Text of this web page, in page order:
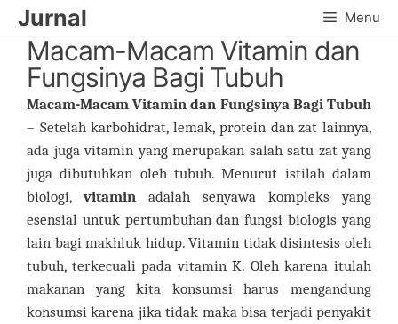
Skip
content
Jurnal Menu
Macam-Macam Vitamin dan
Fungsinya Bagi Tubuh
Macam-Macam Vitamin dan Fungsinya Bagi Tubuh
– Setelah karbohidrat, lemak, protein dan zat lainnya,
ada juga vitamin yang merupakan salah satu zat yang
juga dibutuhkan oleh tubuh. Menurut istilah dalam
biologi,vitamin adalah senyawa kompleks yang
esensial untuk pertumbuhan dan fungsi biologis yang
lain bagi makhluk hidup. Vitamin tidak disintesis oleh
tubuh, terkecuali pada vitamin K. Oleh karena itulah
makanan yang kita konsumsi harus mengandung
konsumsi karena jika tidak maka bisa terjadi penyakit